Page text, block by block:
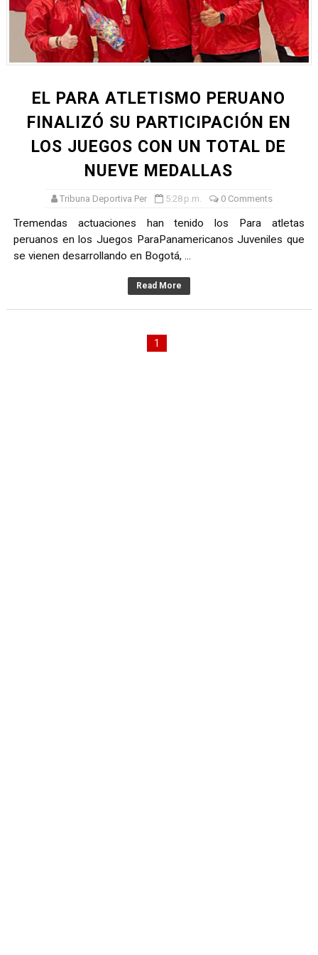
TODO O NADA: LA GRAN FINAL DEL RONEX 2025 SERÁ
André Martínez gana el Rally de la Primavera del Rally
CLASIFICACIÓN AL MUNDIAL U20 Y NUEVO RÉCORD
HEILBRUNN, DREYFUSS, VALTAYO, MONTES, CASTRO
Unidos por el futuro del automovilismo peruano
EL PARA ATLETISMO PERUANO
FINALIZÓ SU PARTICIPACIÓN EN
LOS JUEGOS CON UN TOTAL DE
NUEVE MEDALLAS
Tribuna Deportiva Per 5:28 p.m. 0 Comments
Tremendas actuaciones han tenido los Para atletas
peruanos en los Juegos ParaPanamericanos Juveniles que
se vienen desarrollando en Bogotá, ...
Read More
1